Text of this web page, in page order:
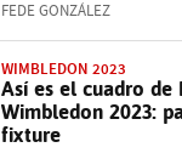
FEDE GONZÁLEZ
WIMBLEDON 2023
Así es el cuadro de
Wimbledon 2023:
fixture